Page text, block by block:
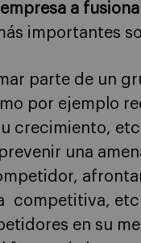
a
importantes
parte de un
por ejemplo
crecimiento,
una
competitiva,
en su